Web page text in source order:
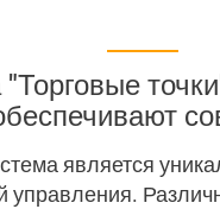
индустрии
является
управления.